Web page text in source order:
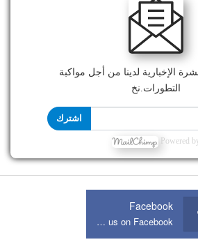
الإخبارية لدينا من أجل مواكبة
التطورات.نخ
اشترك
Powered
Facebook
Join us on Facebook